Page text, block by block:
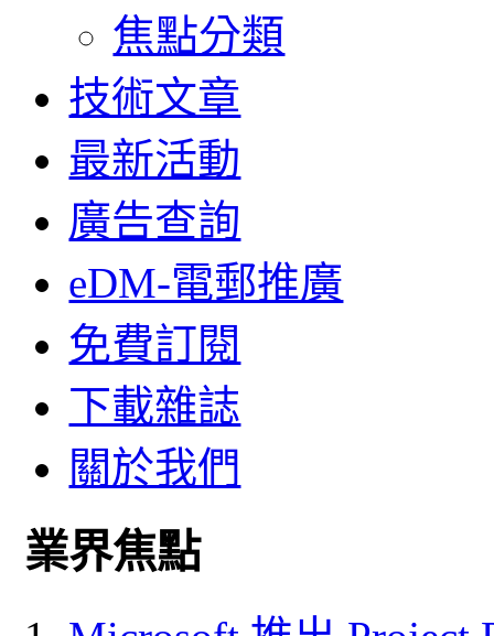
焦點分類
技術文章
最新活動
廣告查詢
eDM-電郵推廣
免費訂閱
下載雜誌
關於我們
業界焦點